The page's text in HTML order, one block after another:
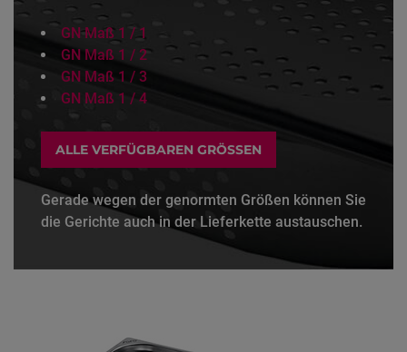
GN Maß 1 / 1
GN Maß 1 / 2
GN Maß 1 / 3
GN Maß 1 / 4
ALLE VERFÜGBAREN GRÖSSEN
Gerade wegen der genormten Größen können Sie
die Gerichte auch in der Lieferkette austauschen.